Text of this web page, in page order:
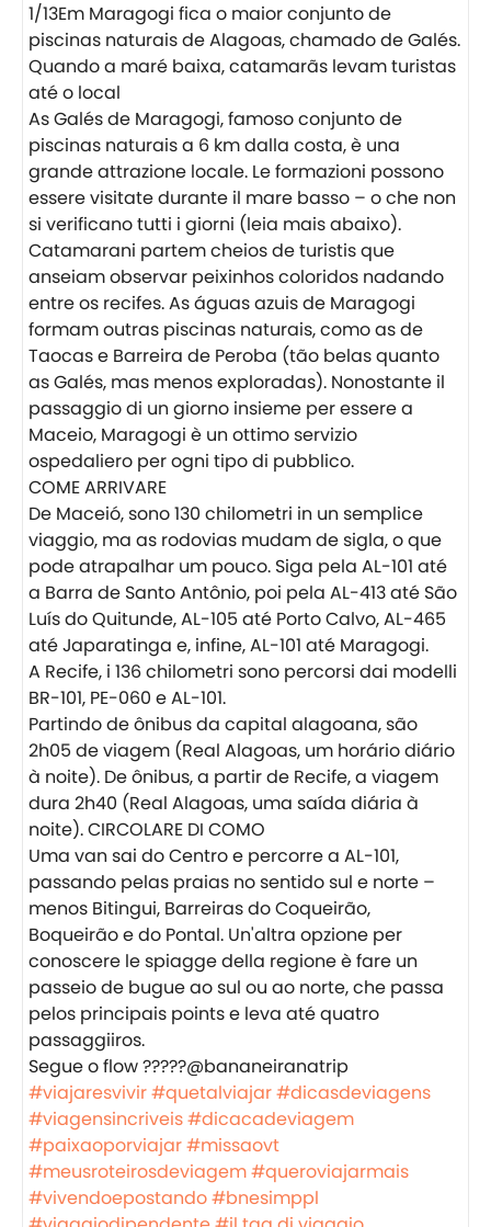
1/13Em Maragogi fica o maior conjunto de
piscinas naturais de Alagoas, chamado de Galés.
Quando a maré baixa, catamarãs levam turistas
até o local
As Galés de Maragogi, famoso conjunto de
piscinas naturais a 6 km dalla costa, è una
grande attrazione locale. Le formazioni possono
essere visitate durante il mare basso – o che non
si verificano tutti i giorni (leia mais abaixo).
Catamarani partem cheios de turistis que
anseiam observar peixinhos coloridos nadando
entre os recifes. As águas azuis de Maragogi
formam outras piscinas naturais, como as de
Taocas e Barreira de Peroba (tão belas quanto
as Galés, mas menos exploradas). Nonostante il
passaggio di un giorno insieme per essere a
Maceio, Maragogi è un ottimo servizio
ospedaliero per ogni tipo di pubblico.
COME ARRIVARE
De Maceió, sono 130 chilometri in un semplice
viaggio, ma as rodovias mudam de sigla, o que
pode atrapalhar um pouco. Siga pela AL-101 até
a Barra de Santo Antônio, poi pela AL-413 até São
Luís do Quitunde, AL-105 até Porto Calvo, AL-465
até Japaratinga e, infine, AL-101 até Maragogi.
A Recife, i 136 chilometri sono percorsi dai modelli
BR-101, PE-060 e AL-101.
Partindo de ônibus da capital alagoana, são
2h05 de viagem (Real Alagoas, um horário diário
à noite). De ônibus, a partir de Recife, a viagem
dura 2h40 (Real Alagoas, uma saída diária à
noite). CIRCOLARE DI COMO
Uma van sai do Centro e percorre a AL-101,
passando pelas praias no sentido sul e norte –
menos Bitingui, Barreiras do Coqueirão,
Boqueirão e do Pontal. Un'altra opzione per
conoscere le spiagge della regione è fare un
passeio de bugue ao sul ou ao norte, che passa
pelos principais points e leva até quatro
passaggiiros.
Segue o flow ?????️@bananeiranatrip
#viajaresvivir#quetalviajar#dicasdeviagens
#viagensincriveis#dicacadeviagem
#paixaoporviajar#missaovt
#meusroteirosdeviagem#queroviajarmais
#vivendoepostando#bnesimppl